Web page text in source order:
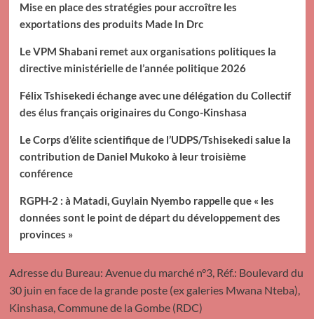
Mise en place des stratégies pour accroître les
exportations des produits Made In Drc
Le VPM Shabani remet aux organisations politiques la
directive ministérielle de l’année politique 2026
Félix Tshisekedi échange avec une délégation du Collectif
des élus français originaires du Congo-Kinshasa
Le Corps d’élite scientifique de l’UDPS/Tshisekedi salue la
contribution de Daniel Mukoko à leur troisième
conférence
RGPH-2 : à Matadi, Guylain Nyembo rappelle que « les
données sont le point de départ du développement des
provinces »
Adresse du Bureau: Avenue du marché n°3, Réf.: Boulevard du
30 juin en face de la grande poste (ex galeries Mwana Nteba),
Kinshasa, Commune de la Gombe (RDC)